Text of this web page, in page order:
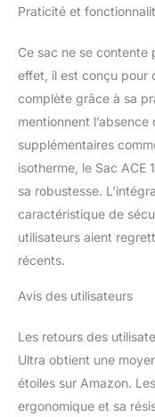
Praticité et
Ce sac ne se contente
effet, il est conçu pour
complète grâce à sa
mentionnent
supplémentaires
isotherme, le Sac ACE
sa robustesse.
caractéristique de
utilisateurs aient
récents.
Avis des utilisateurs
Les retours des
Ultra obtient une
étoiles sur Amazon.
ergonomique et sa